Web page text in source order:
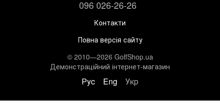
096 026-26-26
Контакти
Повна версія сайту
© 2010—2026 GolfShop.ua
Демонстраційний інтернет-магазин
Рус Eng Укр